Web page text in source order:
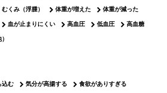
むくみ（浮腫） 体重が増えた 体重が減った
血が止まりにくい 高血圧 低血圧 高血糖
込む 気分が高揚する 食欲がありすぎる